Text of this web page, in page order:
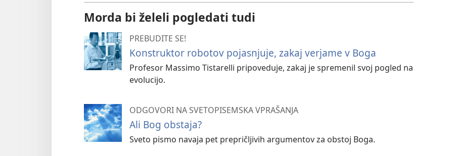
Morda bi želeli pogledati tudi
PREBUDITE SE!
Konstruktor robotov pojasnjuje, zakaj verjame v Boga
Profesor Massimo Tistarelli pripoveduje, zakaj je spremenil svoj pogled na
evolucijo.
ODGOVORI NA SVETOPISEMSKA VPRAŠANJA
Ali Bog obstaja?
Sveto pismo navaja pet prepričljivih argumentov za obstoj Boga.